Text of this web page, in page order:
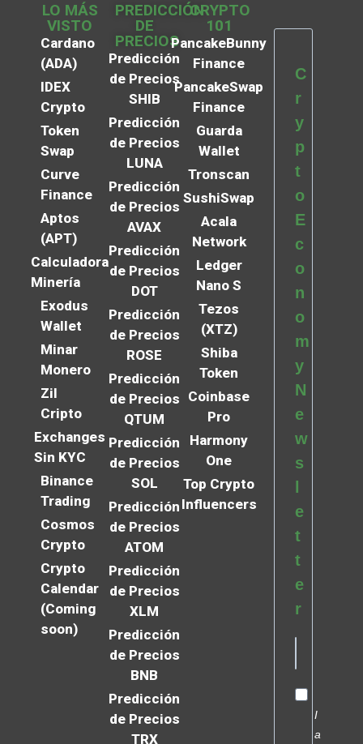
LO MÁS
VISTO
Cardano
(ADA)
IDEX
Crypto
Token
Swap
Curve
Finance
Aptos
(APT)
Calculadora
Minería
Exodus
Wallet
Minar
Monero
Zil
Cripto
Exchanges
Sin KYC
Binance
Trading
Cosmos
Crypto
Crypto
Calendar
(Coming
soon)
PREDICCIÓN
DE
PRECIOS
Predicción
de Precios
SHIB
Predicción
de Precios
LUNA
Predicción
de Precios
AVAX
Predicción
de Precios
DOT
Predicción
de Precios
ROSE
Predicción
de Precios
QTUM
Predicción
de Precios
SOL
Predicción
de Precios
ATOM
Predicción
de Precios
XLM
Predicción
de Precios
BNB
Predicción
de Precios
TRX
CRYPTO
101
PancakeBunny
Finance
PancakeSwap
Finance
Guarda
Wallet
Tronscan
SushiSwap
Acala
Network
Ledger
Nano S
Tezos
(XTZ)
Shiba
Token
Coinbase
Pro
Harmony
One
Top Crypto
Influencers
C
r
y
p
t
o
E
c
o
n
o
m
y
N
e
w
s
e
t
t
e
r
I
a